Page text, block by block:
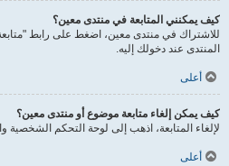
كيف يمكنني المتابعة في منتدى معين؟
للاشتراك في منتدى معين، اضغط على رابط
المنتدى عند دخولك إليه.
أعلى
كيف يمكن إلغاء متابعة موضوع أو منتدى معين؟
لإلغاء المتابعة، اذهب إلى لوحة التحكم الشخصية
أعلى